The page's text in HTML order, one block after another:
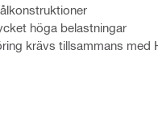
höga belastningar
krävs tillsammans med